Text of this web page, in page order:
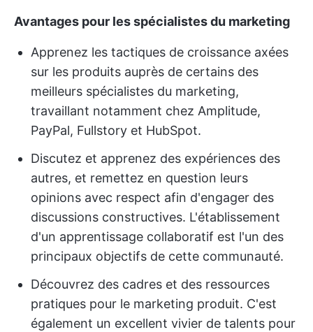
Avantages pour les spécialistes du marketing
Apprenez les tactiques de croissance axées
sur les produits auprès de certains des
meilleurs spécialistes du marketing,
travaillant notamment chez Amplitude,
PayPal, Fullstory et HubSpot.
Discutez et apprenez des expériences des
autres, et remettez en question leurs
opinions avec respect afin d'engager des
discussions constructives. L'établissement
d'un apprentissage collaboratif est l'un des
principaux objectifs de cette communauté.
Découvrez des cadres et des ressources
pratiques pour le marketing produit. C'est
également un excellent vivier de talents pour